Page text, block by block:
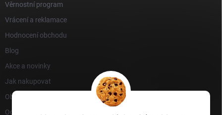
Věrnostní program
Vrácení a reklamace
Hodnocení obchodu
Blog
Akce a novinky
Jak nakupovat
Obchodní podmínky
Ochrana osobních údajů